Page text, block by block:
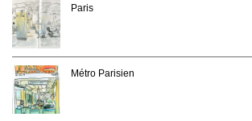
Paris
Métro Parisien